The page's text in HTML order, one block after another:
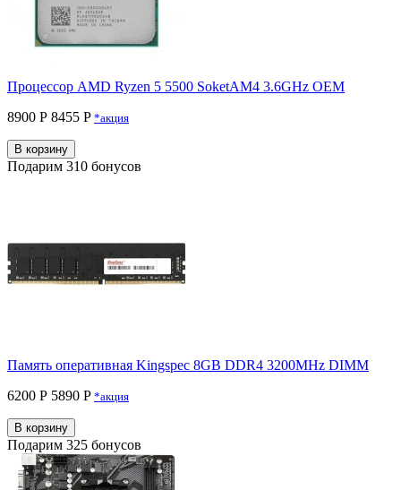
Процессор AMD Ryzen 5 5500 SoketAM4 3.6GHz OEM
8900 Р 8455 P *акция
В корзину
Подарим 310 бонусов
Память оперативная Kingspec 8GB DDR4 3200MHz DIMM
6200 Р 5890 P *акция
В корзину
Подарим 325 бонусов